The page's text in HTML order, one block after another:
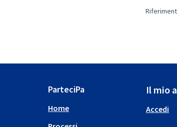
ParteciPa
Home
Il mio
Accedi